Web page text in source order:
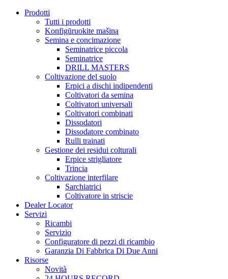
Prodotti
Tutti i prodotti
Konfigūruokite mašiną
Semina e concimazione
Seminatrice piccola
Seminatrice
DRILL MASTERS
Coltivazione del suolo
Erpici a dischi indipendenti
Coltivatori da semina
Coltivatori universali
Coltivatori combinati
Dissodatori
Dissodatore combinato
Rulli trainati
Gestione dei residui colturali
Erpice strigliatore
Trincia
Coltivazione interfilare
Sarchiatrici
Coltivatore in striscie
Dealer Locator
Servizi
Ricambi
Servizio
Configuratore di pezzi di ricambio
Garanzia Di Fabbrica Di Due Anni
Risorse
Novità